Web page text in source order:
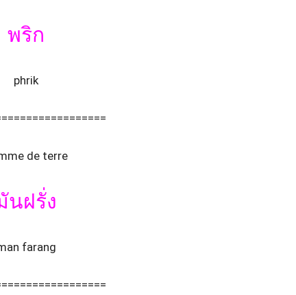
พริก
phrik
de terre
นฝรั่ง
farang